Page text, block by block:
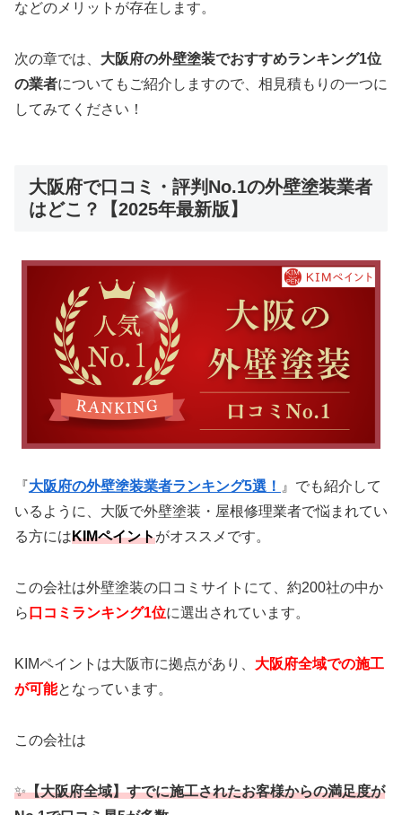
などのメリットが存在します。
次の章では、 大阪府の外壁塗装でおすすめランキング1位
の業者についてもご紹介しますので、相見積もりの一つに
してみてください！
大阪府で口コミ・評判No.1の外壁塗装業者
はどこ？【2025年最新版】
『大阪府の外壁塗装業者ランキング5選！ 』でも紹介して
いるように、大阪で外壁塗装・屋根修理業者で悩まれてい
る方にはKIMペイントがオススメです。
この会社は外壁塗装の口コミサイトにて、約200社の中か
ら 口コミランキング1位に選出されています。
KIMペイントは大阪市に拠点があり、 大阪府全域での施工
が可能となっています。
この会社は
✨【大阪府全域】すでに施工されたお客様からの満足度が